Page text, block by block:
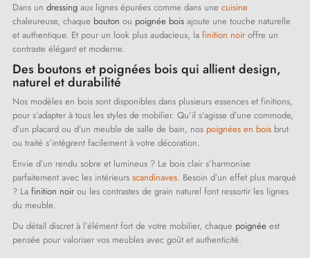
Dans un dressing aux lignes épurées comme dans une cuisine
chaleureuse, chaque bouton ou poignée bois ajoute une touche naturelle
et authentique. Et pour un look plus audacieux, la finition noiroffre un
contraste élégant et moderne.
Des boutons et poignées bois qui allient design,
naturel et durabilité
Nos modèles en bois sont disponibles dans plusieurs essences et finitions,
pour s’adapter à tous les styles de mobilier. Qu’il s’agisse d’une commode,
d’un placard ou d’un meuble de salle de bain, nos poignées en bois brut
ou traité s’intègrent facilement à votre décoration.
Envie d’un rendu sobre et lumineux ? Le bois clair s’harmonise
parfaitement avec les intérieurs scandinaves. Besoin d’un effet plus marqué
? La finition noirou les contrastes de grain naturel font ressortir les lignes
du meuble.
Du détail discret à l’élément fort de votre mobilier, chaque poignée est
pensée pour valoriser vos meubles avec goût et authenticité.